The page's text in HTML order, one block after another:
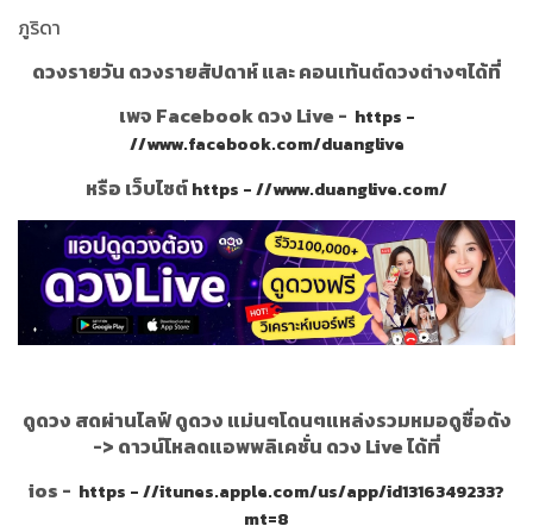
ภูริดา
ดวงรายวัน ดวงรายสัปดาห์ และ คอนเท้นต์ดวงต่างๆได้ที่
เพจ Facebook ดวง Live - https -
//www.facebook.com/duanglive
หรือ เว็บไซต์https - //www.duanglive.com/
ดูดวง สดผ่านไลฟ์ ดูดวง แม่นๆโดนๆแหล่งรวมหมอดูชื่อดัง
-> ดาวน์โหลดแอพพลิเคชั่น ดวง Live ได้ที่
ios - https - //itunes.apple.com/us/app/id1316349233?
mt=8